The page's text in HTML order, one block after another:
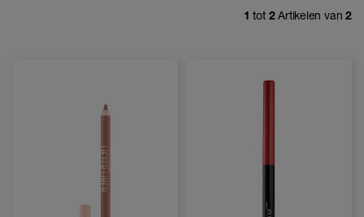
1 tot 2Artikelen van2